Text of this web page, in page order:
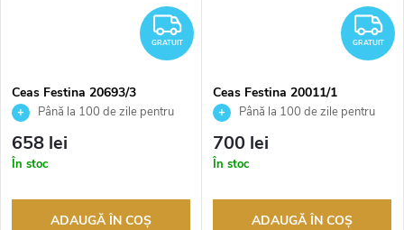
GRATUIT
GRATUIT
Ceas Festina 20693/3
Până la 100 de zile pentru
returnarea bunurilor. Vânzător
autorizat
658 lei
În stoc
ADAUGĂ ÎN COŞ
GRATUIT
Ceas Festina 20011/1
Până la 100 de zile pentru
returnarea bunurilor. Vânzător
autorizat
700 lei
În stoc
ADAUGĂ ÎN COŞ